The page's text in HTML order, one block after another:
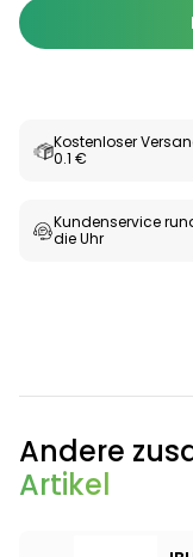
Testzentrum
Kostenloser
0.1 €
Kundenservice
die Uhr
Andere
Artikel